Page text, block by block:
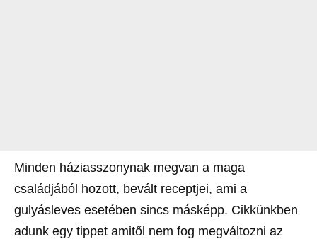
Minden háziasszonynak megvan a maga
családjából hozott, bevált receptjei, ami a
gulyásleves esetében sincs másképp. Cikkünkben
adunk egy tippet amitől nem fog megváltozni az